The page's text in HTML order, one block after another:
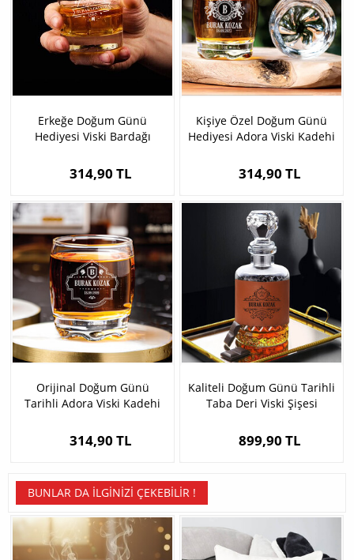
Erkeğe Doğum Günü
Hediyesi Viski Bardağı
314,90 TL
Kişiye Özel Doğum Günü
Hediyesi Adora Viski Kadehi
314,90 TL
Orijinal Doğum Günü
Tarihli Adora Viski Kadehi
314,90 TL
Kaliteli Doğum Günü Tarihli
Taba Deri Viski Şişesi
899,90 TL
BUNLAR DA İLGINIZI ÇEKEBILIR !